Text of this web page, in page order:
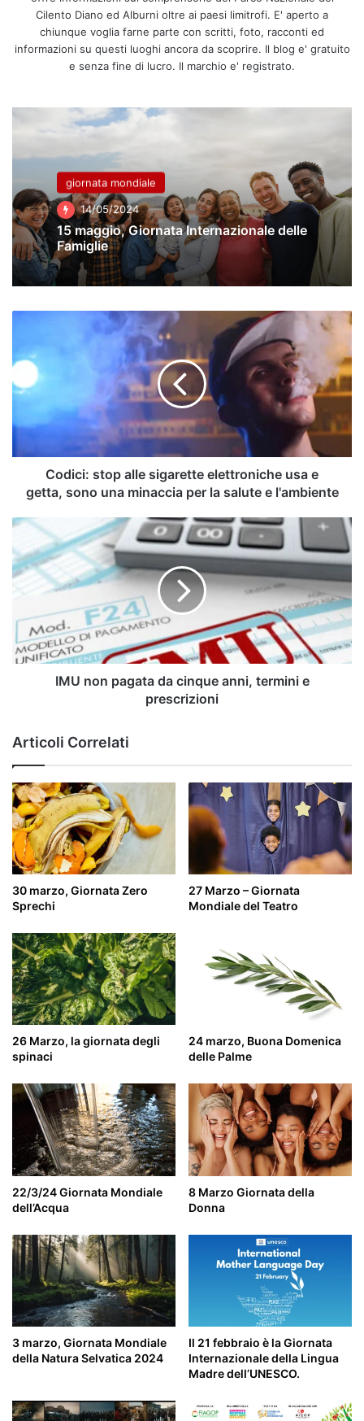
Cilento Diano ed Alburni oltre ai paesi limitrofi. E' aperto a
chiunque voglia farne parte con scritti, foto, racconti ed
informazioni su questi luoghi ancora da scoprire. Il blog e' gratuito
e senza fine di lucro. Il marchio e' registrato.
giornata mondiale
14/05/2024
15 maggio, Giornata Internazionale delle
Famiglie
alle
sigarette
elettroniche
una
minaccia
per
salute
l'ambiente
Codici: stop alle sigarette elettroniche usa e
getta, sono una minaccia per la salute e l'ambiente
IMU
pagata
da
cinque
termini
e
prescrizioni
IMU non pagata da cinque anni, termini e
prescrizioni
Articoli Correlati
30 marzo, Giornata Zero
Sprechi
27 Marzo – Giornata
Mondiale del Teatro
26 Marzo, la giornata degli
spinaci
24 marzo, Buona Domenica
delle Palme
22/3/24 Giornata Mondiale
dell’Acqua
8 Marzo Giornata della
Donna
3 marzo, Giornata Mondiale
della Natura Selvatica 2024
Il 21 febbraio è la Giornata
Internazionale della Lingua
Madre dell’UNESCO.